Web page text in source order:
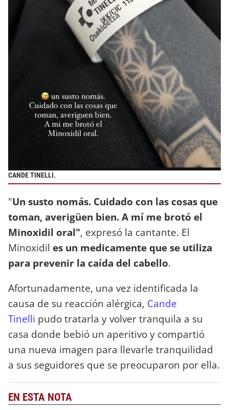
CANDE TINELLI.
"Un susto nomás. Cuidado con las cosas que
toman, averigüen bien. A mí me brotó el
Minoxidil oral", expresó la cantante. El
Minoxidil es un medicamente que se utiliza
para prevenir la caída del cabello.
Afortunadamente, una vez identificada la
causa de su reacción alérgica, Cande
Tinelli pudo tratarla y volver tranquila a su
casa donde bebió un aperitivo y compartió
una nueva imagen para llevarle tranquilidad
a sus seguidores que se preocuparon por ella.
EN ESTA NOTA